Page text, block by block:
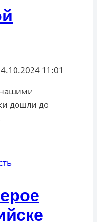
11:01
дошли до